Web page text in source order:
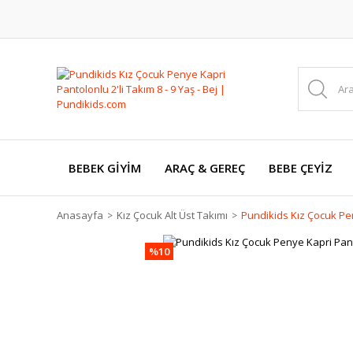
BEBEK GİYİM ARAÇ & GEREÇ BEBE ÇEYİZ
Anasayfa Kız Çocuk Alt Üst Takımı Pundikids Kız Çocuk
%10